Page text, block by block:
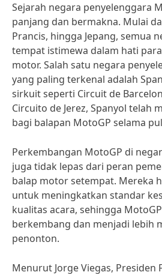
Sejarah negara penyelenggara
panjang dan bermakna. Mulai
Prancis, hingga Jepang, semua
tempat istimewa dalam hati
motor. Salah satu negara
yang paling terkenal adalah
sirkuit seperti Circuit de
Circuito de Jerez, Spanyol telah
bagi balapan MotoGP selama
Perkembangan MotoGP di
juga tidak lepas dari peran
balap motor setempat. Mereka
untuk meningkatkan standar
kualitas acara, sehingga
berkembang dan menjadi lebih
penonton.
Menurut Jorge Viegas, Presiden